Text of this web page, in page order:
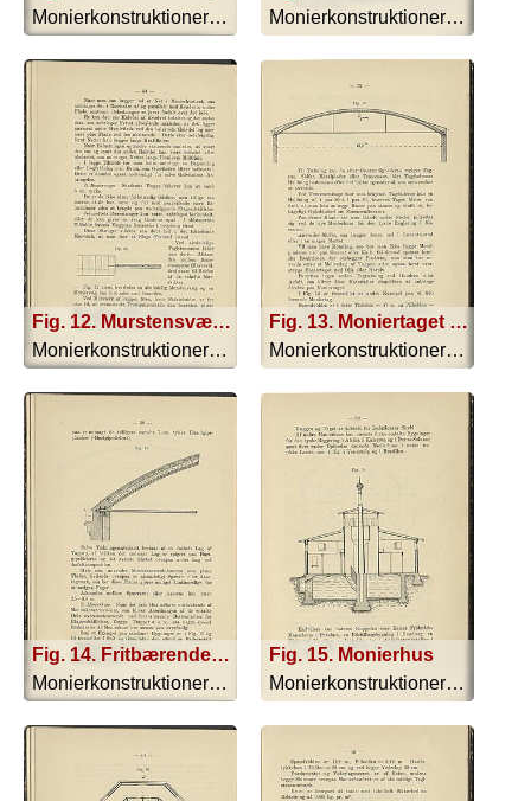
Monierkonstruktionerne - 1893
Monierkonstruktionerne - 1893
Fig. 12. Murstensvæg og Moniervæg
Monierkonstruktionerne - 1893
Fig. 13. Moniertaget over Hellerups Glasværk ved Kjøbenhavn
Monierkonstruktionerne - 1893
Fig. 14. Fritbærende Moniertag
Monierkonstruktionerne - 1893
Fig. 15. Monierhus
Monierkonstruktionerne - 1893